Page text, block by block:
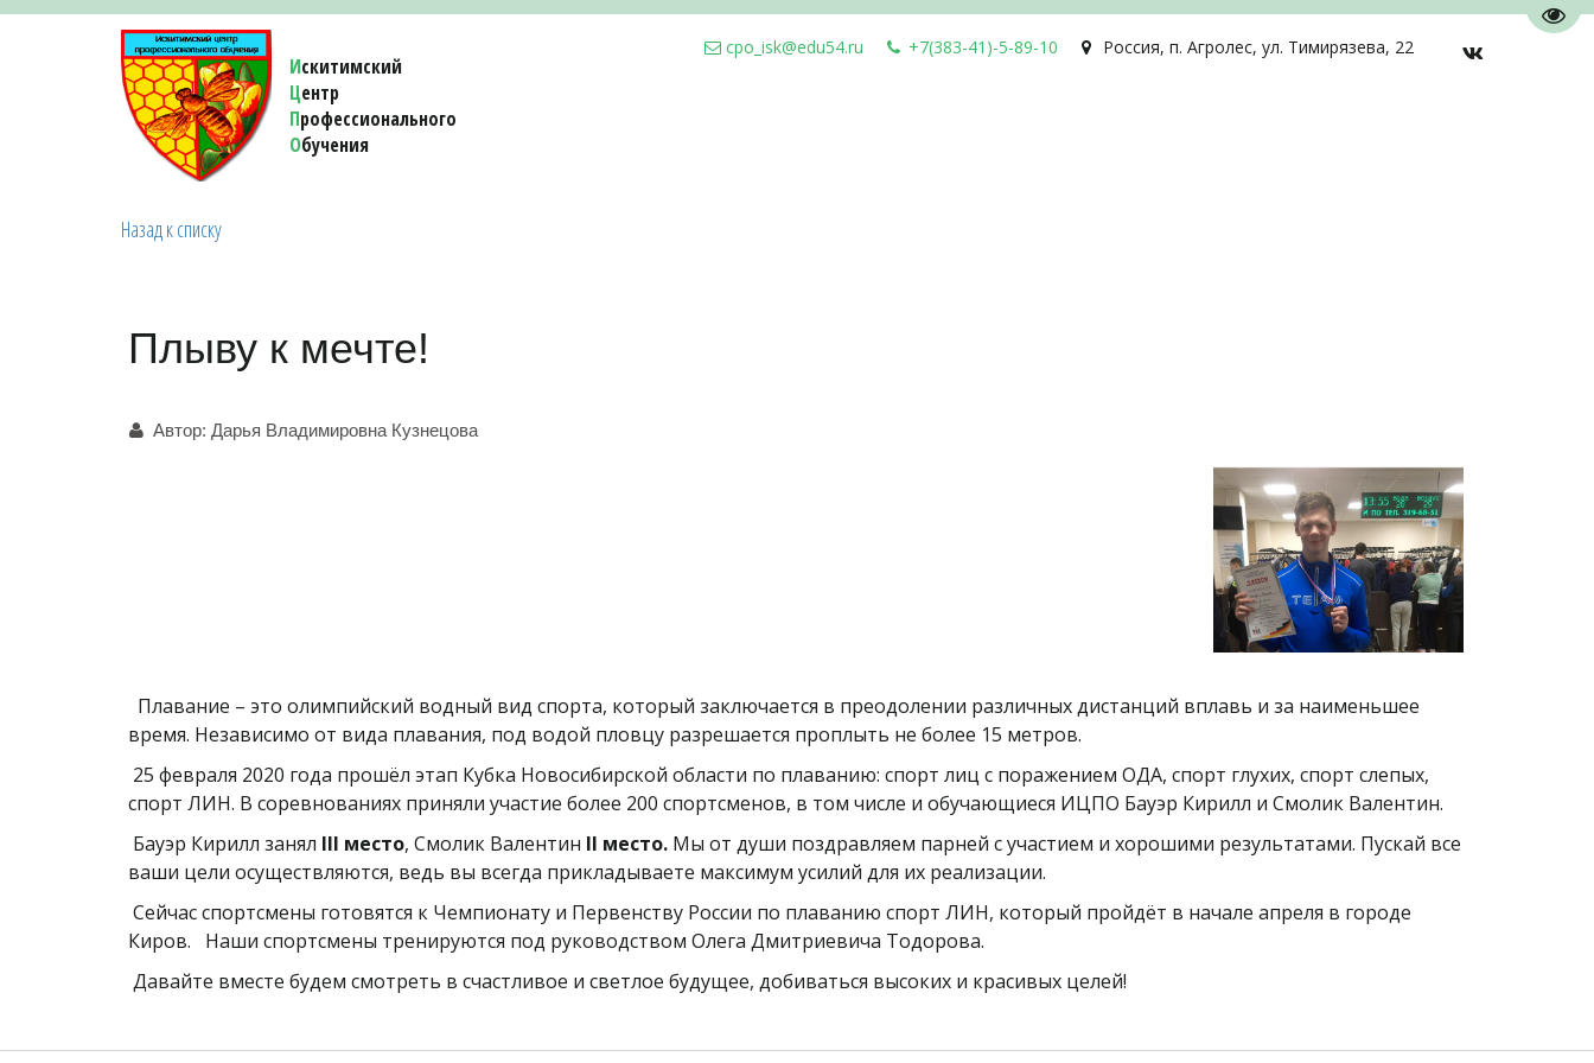
Искитимский
Центр
Профессионального
Обучения
Россия, п. Агролес, ул. Тимирязева, 22
+7(383-41)-5-89-10
cpo_isk@edu54.ru
Назад к списку
Плыву к мечте!
Автор: Дарья Владимировна Кузнецова
Плавание – это олимпийский водный вид спорта, который заключается в преодолении различных дистанций вплавь и за наименьшее
время. Независимо от вида плавания, под водой пловцу разрешается проплыть не более 15 метров.
25 февраля 2020 года прошёл этап Кубка Новосибирской области по плаванию: спорт лиц с поражением ОДА, спорт глухих, спорт слепых,
спорт ЛИН. В соревнованиях приняли участие более 200 спортсменов, в том числе и обучающиеся ИЦПО Бауэр Кирилл и Смолик Валентин.
Бауэр Кирилл занял III место, Смолик Валентин II место. Мы от души поздравляем парней с участием и хорошими результатами. Пускай все
ваши цели осуществляются, ведь вы всегда прикладываете максимум усилий для их реализации.
Сейчас спортсмены готовятся к Чемпионату и Первенству России по плаванию спорт ЛИН, который пройдёт в начале апреля в городе
Киров. Наши спортсмены тренируются под руководством Олега Дмитриевича Тодорова.
Давайте вместе будем смотреть в счастливое и светлое будущее, добиваться высоких и красивых целей!